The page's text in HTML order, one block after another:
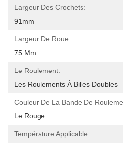
Largeur Des Crochets:
91mm
Largeur De Roue:
75 Mm
Le Roulement:
Les Roulements À Billes Doubles
Couleur De La Bande De
Le Rouge
Température Applicable: